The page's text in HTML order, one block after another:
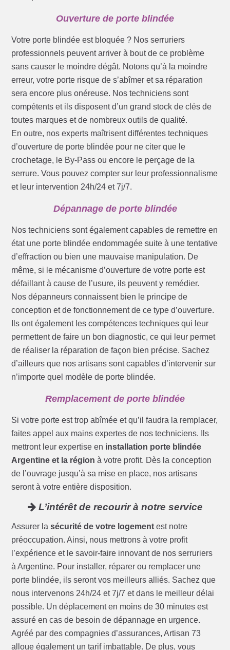
Ouverture de porte blindée
Votre porte blindée est bloquée ? Nos serruriers
professionnels peuvent arriver à bout de ce problème
sans causer le moindre dégât. Notons qu’à la moindre
erreur, votre porte risque de s’abîmer et sa réparation
sera encore plus onéreuse. Nos techniciens sont
compétents et ils disposent d’un grand stock de clés de
toutes marques et de nombreux outils de qualité.
En outre, nos experts maîtrisent différentes techniques
d’ouverture de porte blindée pour ne citer que le
crochetage, le By-Pass ou encore le perçage de la
serrure. Vous pouvez compter sur leur professionnalisme
et leur intervention 24h/24 et 7j/7.
Dépannage de porte blindée
Nos techniciens sont également capables de remettre en
état une porte blindée endommagée suite à une tentative
d’effraction ou bien une mauvaise manipulation. De
même, si le mécanisme d’ouverture de votre porte est
défaillant à cause de l’usure, ils peuvent y remédier.
Nos dépanneurs connaissent bien le principe de
conception et de fonctionnement de ce type d’ouverture.
Ils ont également les compétences techniques qui leur
permettent de faire un bon diagnostic, ce qui leur permet
de réaliser la réparation de façon bien précise. Sachez
d’ailleurs que nos artisans sont capables d’intervenir sur
n’importe quel modèle de porte blindée.
Remplacement de porte blindée
Si votre porte est trop abîmée et qu’il faudra la remplacer,
faites appel aux mains expertes de nos techniciens. Ils
mettront leur expertise en installation porte blindée
Argentine et la région à votre profit. Dès la conception
de l’ouvrage jusqu’à sa mise en place, nos artisans
seront à votre entière disposition.
L’intérêt de recourir à notre service
Assurer lasécurité de votre logement est notre
préoccupation. Ainsi, nous mettrons à votre profit
l’expérience et le savoir-faire innovant de nos serruriers
à Argentine. Pour installer, réparer ou remplacer une
porte blindée, ils seront vos meilleurs alliés. Sachez que
nous intervenons 24h/24 et 7j/7 et dans le meilleur délai
possible. Un déplacement en moins de 30 minutes est
assuré en cas de besoin de dépannage en urgence.
Agréé par des compagnies d’assurances, Artisan 73
alloue également un tarif imbattable. De plus, vous